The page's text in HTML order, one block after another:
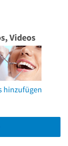
Videos
hinzufügen